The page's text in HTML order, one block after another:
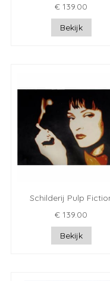
€ 139.00
Bekijk
Schilderij Pulp
€ 139.00
Bekijk